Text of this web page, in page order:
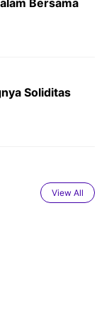
Bersama
Soliditas
View All